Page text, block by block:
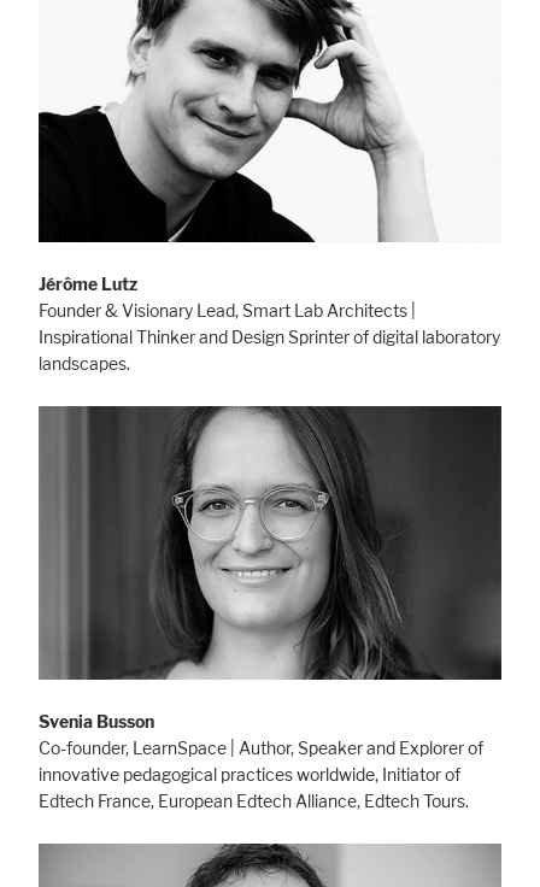
Jérôme Lutz
Founder & Visionary Lead, Smart Lab Architects |
Inspirational Thinker and Design Sprinter of digital laboratory
landscapes.
Svenia Busson
Co-founder, LearnSpace | Author, Speaker and Explorer of
innovative pedagogical practices worldwide, Initiator of
Edtech France, European Edtech Alliance, Edtech Tours.